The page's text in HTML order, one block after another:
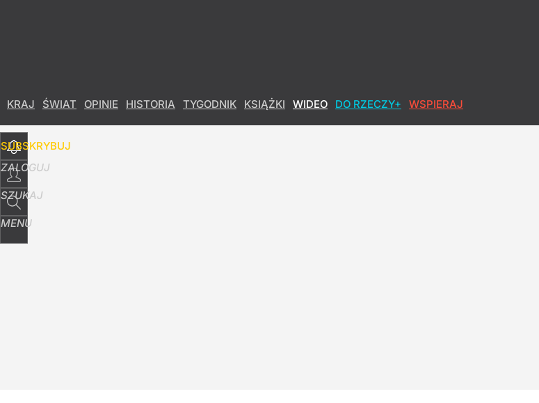
KRAJ ŚWIAT OPINIE HISTORIA TYGODNIK KSIĄŻKI WIDEO DO RZECZY+ WSPIERAJ
SUBSKRYBUJ
ZALOGUJ
SZUKAJ
MENU